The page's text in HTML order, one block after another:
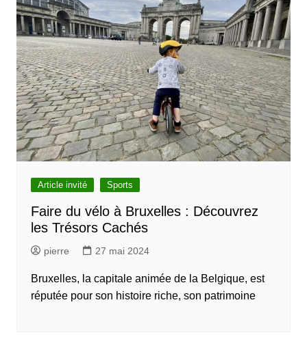
Article invité Sports
Faire du vélo à Bruxelles : Découvrez
les Trésors Cachés
pierre 27 mai 2024
Bruxelles, la capitale animée de la Belgique, est
réputée pour son histoire riche, son patrimoine